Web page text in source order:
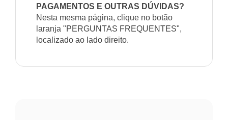
PAGAMENTOS E OUTRAS DÚVIDAS?
Nesta mesma página, clique no botão
laranja "PERGUNTAS FREQUENTES",
localizado ao lado direito.